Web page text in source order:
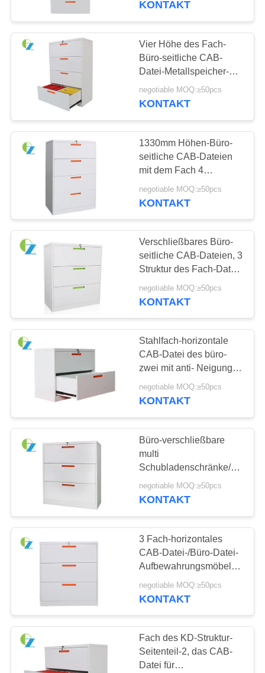
Büro-
Versammlungstisch
8
Manager-Bürotisch
11
KONTAKT
Vier Höhe des Fach-
Büro-seitliche CAB-
Datei-Metallspeicher-
Kabinett-1330mm
negotiable MOQ:≥50pcs
KONTAKT
1330mm Höhen-Büro-
seitliche CAB-Dateien
mit dem Fach 4
Multifunktions
negotiable MOQ:≥50pcs
KONTAKT
Verschließbares Büro-
seitliche CAB-Dateien, 3
Struktur des Fach-Datei-
Aufbewahrungsmöbel-
KD
negotiable MOQ:≥50pcs
KONTAKT
Stahlfach-horizontale
CAB-Datei des büro-
zwei mit anti- Neigungs-
Funktion
negotiable MOQ:≥50pcs
KONTAKT
Büro-verschließbare
multi
Schubladenschränke/
der aktenspeicherungs-
Kabinett-900mm
negotiable MOQ:≥50pcs
KONTAKT
3 Fach-horizontales
CAB-Datei-/Büro-Datei-
Aufbewahrungsmöbel
staubdicht
negotiable MOQ:≥50pcs
KONTAKT
Fach des KD-Struktur-
Seitenteil-2, das CAB-
Datei für